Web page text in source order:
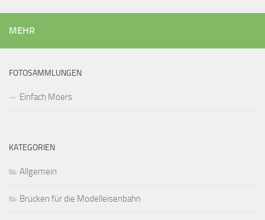
MEHR
FOTOSAMMLUNGEN
Einfach Moers
KATEGORIEN
Allgemein
Brücken für die Modelleisenbahn